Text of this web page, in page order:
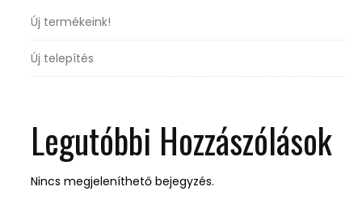
Új termékeink!
Új telepítés
Legutóbbi Hozzászólások
Nincs megjeleníthető bejegyzés.